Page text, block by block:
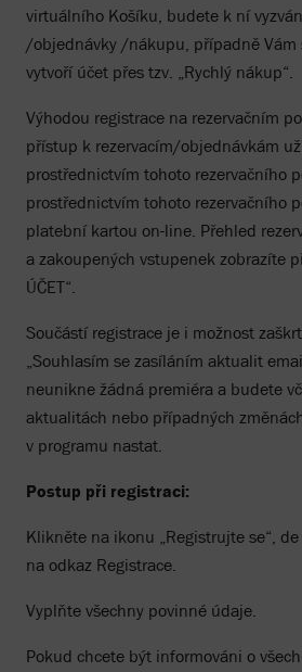
virtuálního Košíku, budete k ní
/objednávky /nákupu, případně Vám
vytvoří účet přes tzv. „Rychlý nákup“.
Výhodou registrace na rezervačním
přístup k rezervacím/objednávkám
prostřednictvím tohoto rezervačního
prostřednictvím tohoto rezervačního
platební kartou on-line. Přehled
a zakoupených vstupenek zobrazíte
ÚČET“.
Součástí registrace je i možnost
„Souhlasím se zasíláním aktualit
neunikne žádná premiéra a budete
aktualitách nebo případných
v programu nastat.
Postup při registraci:
Klikněte na ikonu „Registrujte se“,
na odkaz Registrace.
Vyplňte všechny povinné údaje.
Pokud chcete být informováni o